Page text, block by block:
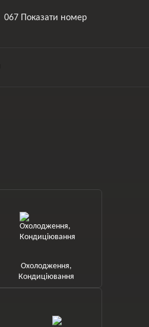
067 Показати номер
Охолодження,
Кондиціювання